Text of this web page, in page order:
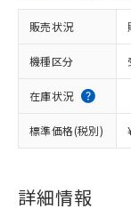
販売状況
機種区分
在庫状況
標準価格(税別)
詳細情報